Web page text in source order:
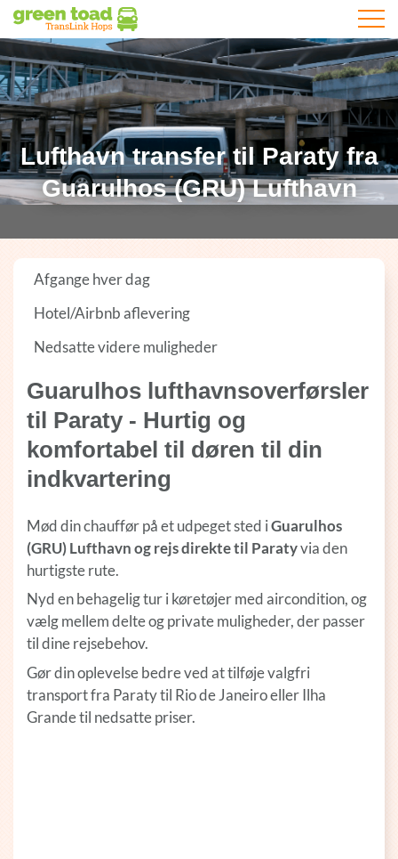
Åbn
Lufthavn transfer til Paraty fra
Guarulhos (GRU) Lufthavn
Afgange hver dag
Hotel/Airbnb aflevering
Nedsatte videre muligheder
Guarulhos lufthavnsoverførsler
til Paraty - Hurtig og
komfortabel til døren til din
indkvartering
Mød din chauffør på et udpeget sted iGuarulhos
(GRU) Lufthavn og rejs direkte til Paratyvia den
hurtigste rute.
Nyd en behagelig tur i køretøjer med aircondition, og
vælg mellem delte og private muligheder, der passer
til dine rejsebehov.
Gør din oplevelse bedre ved at tilføje valgfri
transport fra Paraty til Rio de Janeiro eller Ilha
Grande til nedsatte priser.